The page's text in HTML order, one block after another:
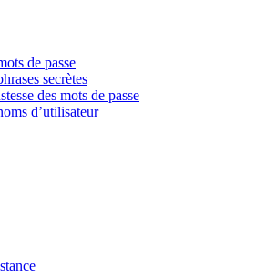
de passe
secrètes
des mots de passe
d’utilisateur